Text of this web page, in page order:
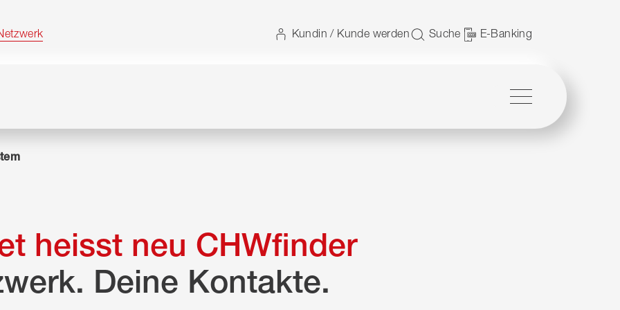
Kundin / Kunde werden Suche E-Banking
heisst neu CHWfinder
Deine Kontakte.